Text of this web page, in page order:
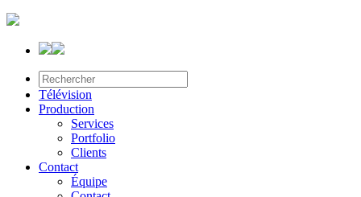
Télévision
Production
Services
Portfolio
Clients
Contact
Équipe